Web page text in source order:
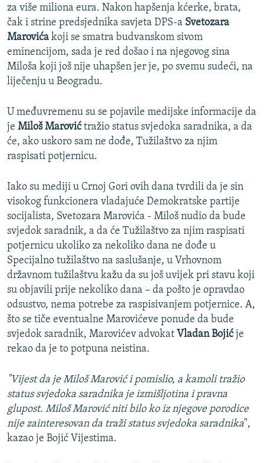
TRI DECENIJE OD RATA U BIH
SVE KARTE DEJTONA
NASTANAK I RASPAD JUGOSLAVIJE
za više miliona eura. Nakon hapšenja kćerke, brata,
čak i strine predsjednika savjeta DPS-a Svetozara
Marovića koji se smatra budvanskom sivom
eminencijom, sada je red došao i na njegovog sina
Miloša koji još nije uhapšen jer je, po svemu sudeći, na
liječenju u Beogradu.
U međuvremenu su se pojavile medijske informacije da
je Miloš Marovićtražio status svjedoka saradnika, a da
će, ako uskoro sam ne dođe, Tužilaštvo za njim
raspisati potjernicu.
Iako su mediji u Crnoj Gori ovih dana tvrdili da je sin
visokog funkcionera vladajuće Demokratske partije
socijalista, Svetozara Marovića - Miloš nudio da bude
svjedok saradnik, a da će Tužilaštvo za njim raspisati
potjernicu ukoliko za nekoliko dana ne dođe u
Specijalno tužilaštvo na saslušanje, u Vrhovnom
državnom tužilaštvu kažu da su još uvijek pri stavu koji
su objavili prije nekoliko dana – da pošto je opravdao
odsustvo, nema potrebe za raspisivanjem potjernice. A,
što se tiče eventualne Marovićeve ponude da bude
svjedok saradnik, Marovićev advokat Vladan Bojićje
rekao da je to potpuna neistina.
"Vijest da je Miloš Marović i pomislio, a kamoli tražio
status svjedoka saradnika je izmišljotina i pravna
glupost. Miloš Marović niti bilo ko iz njegove porodice
nije zainteresovan da traži status svjedoka saradnika",
kazao je Bojić Vijestima.